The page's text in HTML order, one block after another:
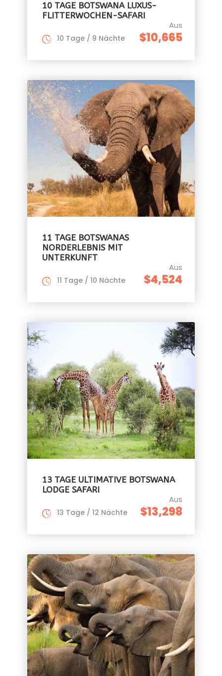
10 TAGE BOTSWANA LUXUS-
FLITTERWOCHEN-SAFARI
Aus
$10,665
10 Tage / 9 Nächte
11 TAGE BOTSWANAS
NORDERLEBNIS MIT
UNTERKUNFT
Aus
$4,524
11 Tage / 10 Nächte
13 TAGE ULTIMATIVE BOTSWANA
LODGE SAFARI
Aus
$13,298
13 Tage / 12 Nächte